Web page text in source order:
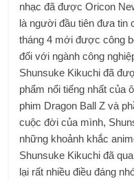
nhạc đã được Oricon
là người đầu tiên đưa tin
tháng 4 mới được công
đối với ngành công
Shunsuke Kikuchi đã
phẩm nổi tiếng nhất của
phim Dragon Ball Z và
cuộc đời của mình,
những khoảnh khắc
Shunsuke Kikuchi đã
lại rất nhiều điều đáng